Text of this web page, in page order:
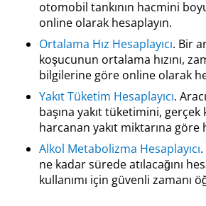
otomobil tankının hacmini
online olarak hesaplayın.
Ortalama Hız Hesaplayıcı. Bir
koşucunun ortalama hızını,
bilgilerine göre online olarak
Yakıt Tüketim Hesaplayıcı.
başına yakıt tüketimini,
harcanan yakıt miktarına göre
Alkol Metabolizma Hesaplayıcı
ne kadar sürede atılacağını
kullanımı için güvenli zamanı